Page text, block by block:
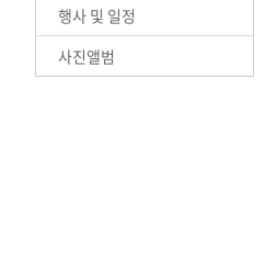
행사 및 일정
사진앨범